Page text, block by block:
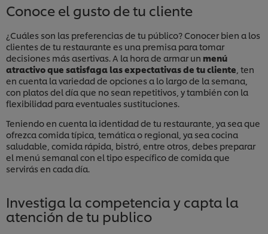
Conoce el gusto de tu cliente
¿Cuáles son las preferencias de tu público? Conocer bien a los
clientes de tu restaurante es una premisa para tomar
decisiones más asertivas. A la hora de armar un menú
atractivo que satisfaga las expectativas de tu cliente , ten
en cuenta la variedad de opciones a lo largo de la semana,
con platos del día que no sean repetitivos, y también con la
flexibilidad para eventuales sustituciones.
Teniendo en cuenta la identidad de tu restaurante, ya sea que
ofrezca comida típica, temática o regional, ya sea cocina
saludable, comida rápida, bistró, entre otros, debes preparar
el menú semanal con el tipo específico de comida que
servirás en cada día.
Investiga la competencia y capta la
atención de tu publico